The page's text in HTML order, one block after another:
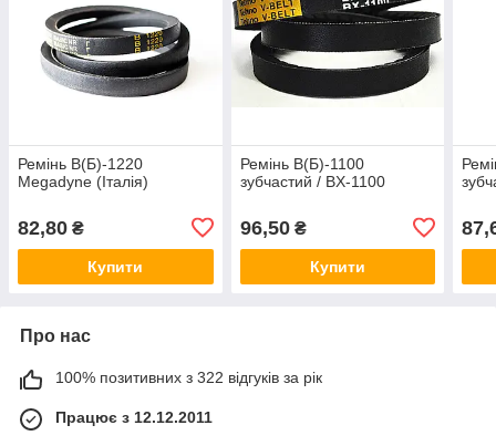
Ремінь В(Б)-1220
Megadyne (Італія)
82,80 ₴
Купити
Ремінь В(Б)-1100
зубчастий / BX-1100
96,50₴
Купити
Про нас
100% позитивних з 322 відгуків за рік
Працює з 12.12.2011